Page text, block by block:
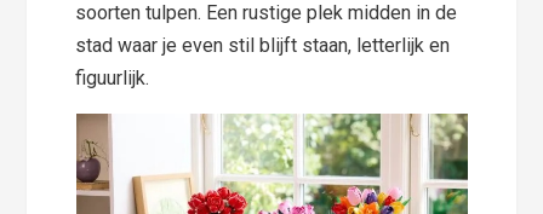
soorten tulpen. Een rustige plek midden in de
stad waar je even stil blijft staan, letterlijk en
figuurlijk.